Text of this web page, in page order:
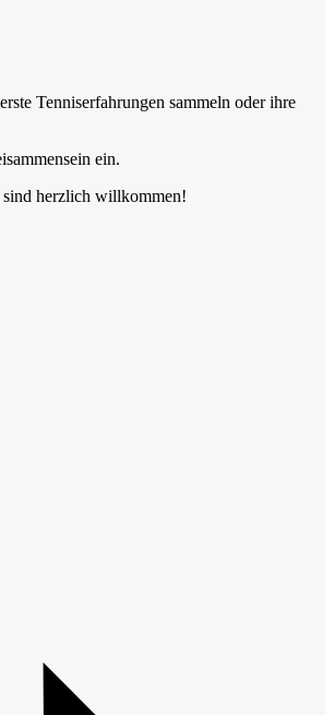
Tenniserfahrungen sammeln oder ihre
ein.
sind herzlich willkommen!